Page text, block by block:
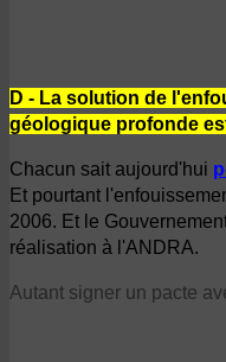
D - La solution de
géologique profonde
Chacun sait aujourd'hui
Et pourtant
2006. Et le
réalisation à l'ANDRA.
Autant signer un pacte